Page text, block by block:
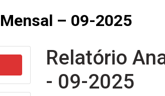
– 09-2025
Relatório
- 09-2025